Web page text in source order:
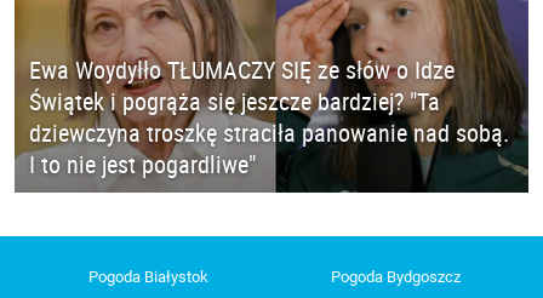
Ewa Woydyłło TŁUMACZY SIĘ ze słów o Idze
Świątek i pogrąża się jeszcze bardziej? "Ta
dziewczyna troszkę straciła panowanie nad sobą.
I to nie jest pogardliwe"
Pogoda Białystok Pogoda Bydgoszcz